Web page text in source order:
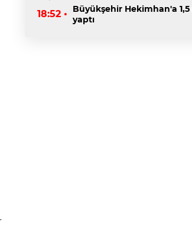
18:52 •
Büyükşehir Hekimhan'a 1,5
yaptı